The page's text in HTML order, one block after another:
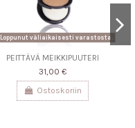
Loppunut väliaikaisesti varastosta.
PEITTÄVÄ MEIKKIPUUTERI
31,00 €
Ostoskoriin